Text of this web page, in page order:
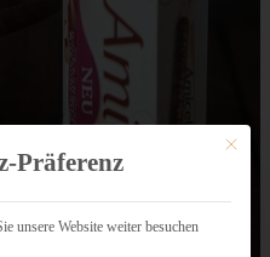
Mit
Präferenz
unsere Website weiter besuchen